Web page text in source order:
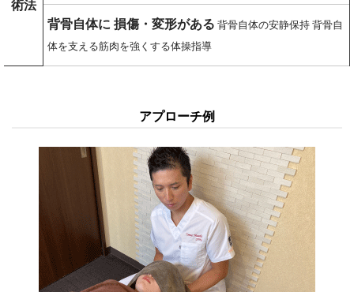
術法
背骨自体に 損傷・変形がある 背骨自体の安静保持 背骨自
体を支える筋肉を強くする体操指導
アプローチ例